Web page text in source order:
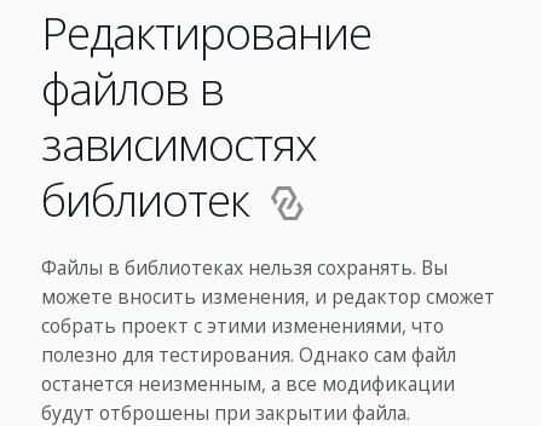
Редактирование
файлов в
зависимостях
библиотек
Файлы в библиотеках нельзя сохранять. Вы
можете вносить изменения, и редактор сможет
собрать проект с этими изменениями, что
полезно для тестирования. Однако сам файл
останется неизменным, а все модификации
будут отброшены при закрытии файла.